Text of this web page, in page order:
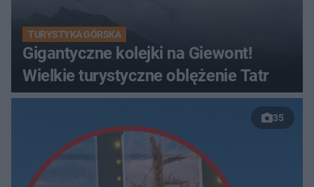
TURYSTYKA GÓRSKA
Gigantyczne kolejki na Giewont!
Wielkie turystyczne oblężenie Tatr
35